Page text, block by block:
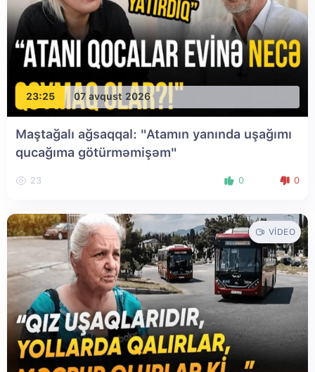
23:25 07 avqust 2026
Maştağalı ağsaqqal: "Atamın yanında uşağımı
qucağıma götürməmişəm"
23 0 0
VIDEO